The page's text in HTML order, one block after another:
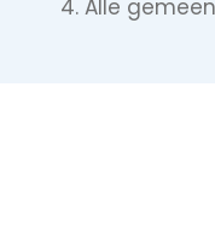
Alle